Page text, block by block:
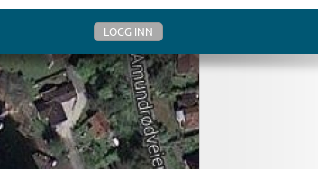
LOGG INN